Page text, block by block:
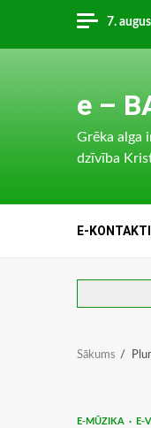
content
7.
e –
Grēka alga
dzīvība
E-KONTAKTI
Sākums
E-MŪZIKA E-